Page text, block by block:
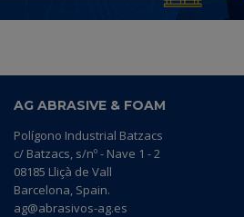
AG ABRASIVE & FOAM
Polígono Industrial Batzacs
c/ Batzacs, s/nº - Nave 1 - 2
08185 Lliçà de Vall
Barcelona, Spain.
ag@abrasivos-ag.es